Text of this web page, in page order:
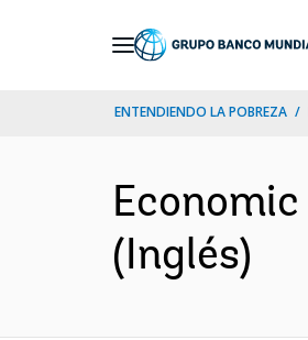
ENTENDIENDO LA POBREZA
(Inglés)